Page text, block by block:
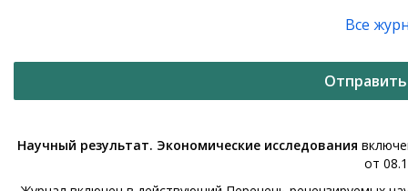
Все
Научный результат. Экономические исследования
от